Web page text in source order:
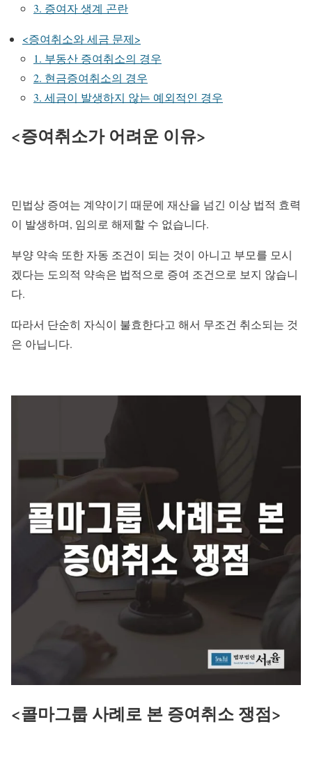
3. 증여자 생계 곤란
<증여취소와 세금 문제>
1. 부동산 증여취소의 경우
2. 현금증여취소의 경우
3. 세금이 발생하지 않는 예외적인 경우
<증여취소가 어려운 이유>
민법상 증여는 계약이기 때문에 재산을 넘긴 이상 법적 효력
이 발생하며, 임의로 해제할 수 없습니다.
부양 약속 또한 자동 조건이 되는 것이 아니고 부모를 모시
겠다는 도의적 약속은 법적으로 증여 조건으로 보지 않습니
다.
따라서 단순히 자식이 불효한다고 해서 무조건 취소되는 것
은 아닙니다.
<콜마그룹 사례로 본 증여취소 쟁점>